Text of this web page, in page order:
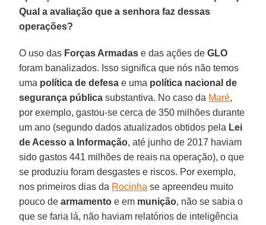
Qual a avaliação que a senhora faz dessas
operações?
O uso das Forças Armadas e das ações deGLO
foram banalizados. Isso significa que nós não temos
uma política de defesa e uma política nacional de
segurança pública substantiva. No caso da Maré,
por exemplo, gastou-se cerca de 350 milhões durante
um ano (segundo dados atualizados obtidos pela Lei
de Acesso a Informação, até junho de 2017 haviam
sido gastos 441 milhões de reais na operação), o que
se produziu foram desgastes e riscos. Por exemplo,
nos primeiros dias da Rocinha se apreendeu muito
pouco dearmamento e em munição, não se sabia o
que se faria lá, não haviam relatórios de inteligência